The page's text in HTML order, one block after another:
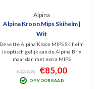
Alpina
Alpina Kroon Mips Skihelm |
Wit
De witte Alpina Kroon MIPS Skihelm
is optisch gelijk aan de Alpina Brix
maar dan met extra MIPS
beschermingstechniek. Deze goed
ventilerende, veilige Inmold
skihelm weegt slechts 450 gram, is
€129,95 €85,00
OP VOORRAAD